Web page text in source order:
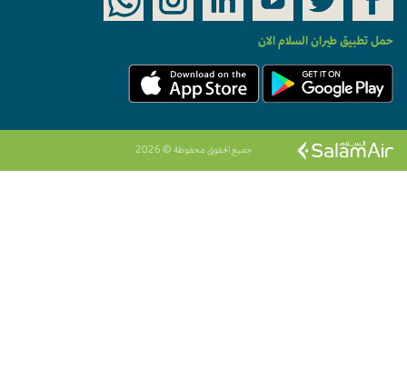
تطبيق طيران السلام الان
جميع الحقوق محفوظة © 2026